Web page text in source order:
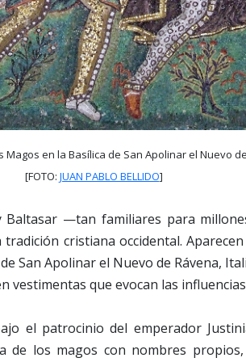
Magos en la Basílica de San Apolinar el Nuevo
[FOTO: JUAN PABLO BELLIDO]
Baltasar —tan familiares para
cristiana occidental.
San Apolinar el Nuevo de Rávena,
vestimentas que evocan las
el patrocinio del emperador
de los magos con nombres